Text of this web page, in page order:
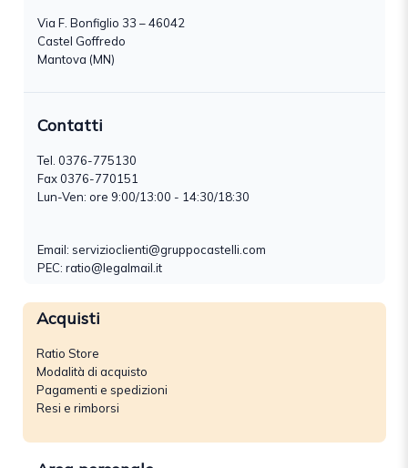
Via F. Bonfiglio 33 – 46042
Castel Goffredo
Mantova (MN)
Contatti
Tel. 0376-775130
Fax 0376-770151
Lun-Ven: ore 9:00/13:00 - 14:30/18:30
Email: servizioclienti@gruppocastelli.com
PEC: ratio@legalmail.it
Acquisti
Ratio Store
Modalità di acquisto
Pagamenti e spedizioni
Resi e rimborsi